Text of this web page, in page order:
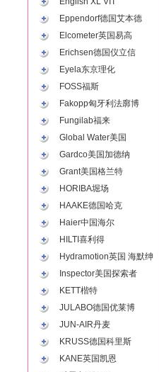
Eppendorf德国艾本德
Elcometer英国易高
Erichsen德国仪立信
Eyela东京理化
FOSS福斯
Fakopp匈牙利法廓博
Fungilab福来
Global Water美国
Gardco美国加德纳
Grant美国格兰特
HORIBA堀场
HAAKE德国哈克
Haier中国海尔
HILTI喜利得
Hydramotion英国 海默绅
Inspector美国探索者
KETT楷特
JULABO德国优莱博
JUN-AIR丹麦
KRUSS德国科里斯
KANE英国凯恩